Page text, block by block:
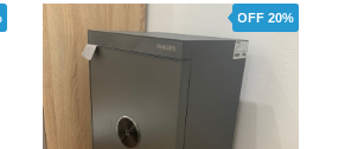
36 tháng
Giá: 17,000,000 đ
21,400,000
GIỎ HÀNG
OFF 20%